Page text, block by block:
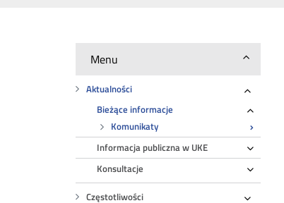
Menu
Aktualności
Bieżące informacje Rozwiń
Komunikaty
Informacja publiczna w UKE
Rozwiń
Konsultacje Rozwiń
Częstotliwości